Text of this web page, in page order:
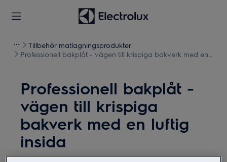
Tillbehör matlagningsprodukter
Professionell bakplåt - vägen till krispiga bakverk med en
Professionell bakplåt -
vägen till krispiga
bakverk med en luftig
insida
Problem